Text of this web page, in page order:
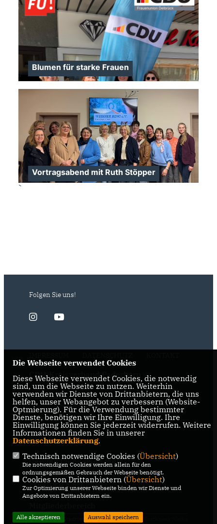
Blumen für starke Frauen
Vortragsabend mit Ruth Stöpper
>
Folgen Sie uns!
CDU-Kreisverband Paderborn
CDU-NRW
Bernhard Hoppe-Biermeyer MdL
CDU Deutschlands
Carsten Linnemann MdB
Friedrich Merz MdB
@2026 CDU Stadtverband Realisation: Sharkness Media
Die Webseite verwendet Cookies
Diese Webseite verwendet Cookies, die notwendig
sind, um die Webseite zu nutzen. Weiterhin
verwenden wir Dienste von Drittanbietern, die uns
helfen, unser Webangebot zu verbessern (Website-
Optmierung). Für die Verwendung bestimmter
Dienste, benötigen wir Ihre Einwilligung. Ihre
Einwilligung können Sie jederzeit widerrufen. Weitere
Informationen finden Sie in unserer
Datenschutzerklärung.
Technisch notwendige Cookies (Übersicht)
Die notwendigen Cookies werden allein für den
ordnungsgemäßen Gebrauch der Webseite benötigt.
Cookies von Drittanbietern (Übersicht)
Zur Optimierung unserer Webseite binden wir Dienste und
Angebote von Drittanbietern ein.
Alle akzeptieren Auswahl speichern